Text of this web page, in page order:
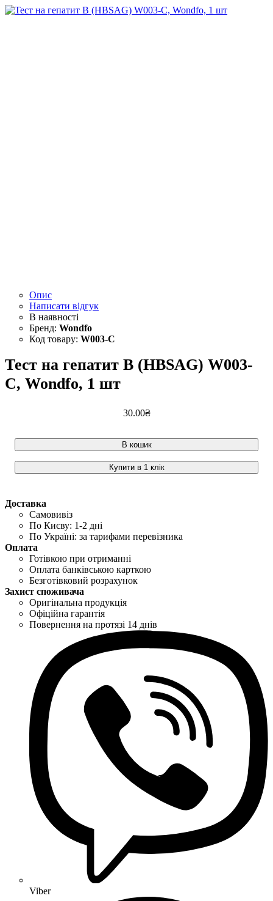
Опис
Написати відгук
Wondfo
W003-C
Тест на гепатит В (HBSAG) W003-
C, Wondfo, 1 шт
30.00₴
В кошик
Купити в 1 клік
Доставка
Самовивіз
По Києву: 1-2 дні
По Україні: за тарифами перевізника
Оплата
Готівкою при отриманні
Оплата банківською карткою
Безготівковий розрахунок
Захист споживача
Оригінальна продукція
Офіційна гарантія
Повернення на протязі 14 днів
Viber